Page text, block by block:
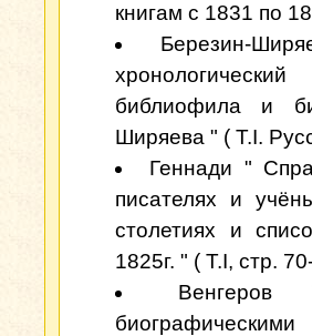
книгам с 1831 по
Березин-
библиофила и
Ширяева " ( Т.I.
Геннади "
писателях и
столетиях и
1825г. " ( Т.I, стр.